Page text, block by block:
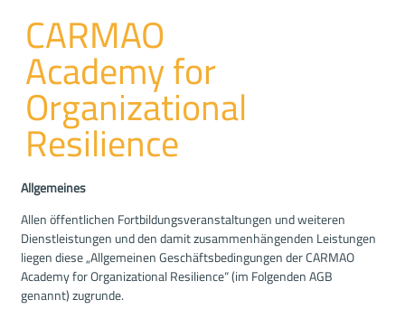
CARMAO
Academy for
Organizational
Resilience
Allgemeines
Allen öffentlichen Fortbildungsveranstaltungen und weiteren
Dienstleistungen und den damit zusammenhängenden Leistungen
liegen diese „Allgemeinen Geschäftsbedingungen der CARMAO
Academy for Organizational Resilience“ (im Folgenden AGB
genannt) zugrunde.